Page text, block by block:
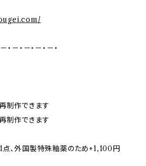
・－・－・－・－・
制作できます
制作できます
、外国製特殊釉薬のため+1,100円